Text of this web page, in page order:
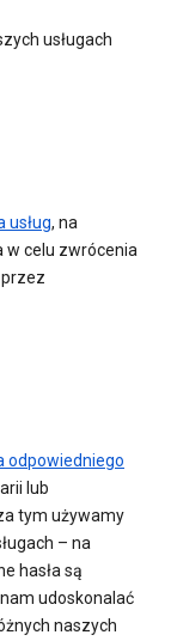
usługach
usług, na
w celu zwrócenia
odpowiedniego
lub
tym używamy
– na
hasła są
udoskonalać
naszych